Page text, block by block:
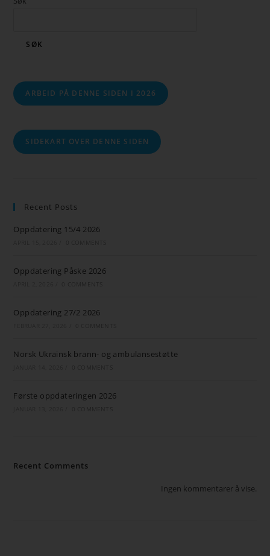
SØK
ARBEID PÅ DENNE SIDEN I 2026
SIDEKART OVER DENNE SIDEN
Recent Posts
Oppdatering 15/4 2026
Oppdatering Påske 2026
Oppdatering 27/2 2026
Norsk Ukrainsk brann- og ambulansestøtte
Første oppdateringen 2026
Recent Comments
Ingen kommentarer å vise.